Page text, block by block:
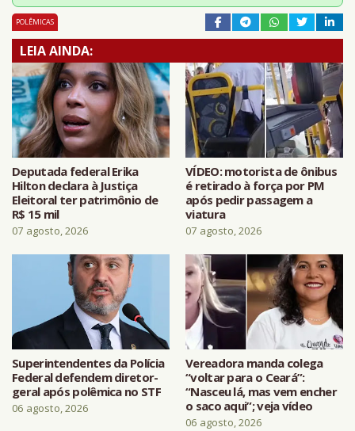
POLÊMICAS
LEIA AINDA:
Deputada federal Erika
Hilton declara à Justiça
Eleitoral ter patrimônio de
R$ 15 mil
07 agosto, 2026
VÍDEO: motorista de ônibus
é retirado à força por PM
após pedir passagem a
viatura
07 agosto, 2026
Superintendentes da Polícia
Federal defendem diretor-
geral após polêmica no STF
06 agosto, 2026
Vereadora manda colega
“voltar para o Ceará”:
“Nasceu lá, mas vem encher
o saco aqui”; veja vídeo
06 agosto, 2026